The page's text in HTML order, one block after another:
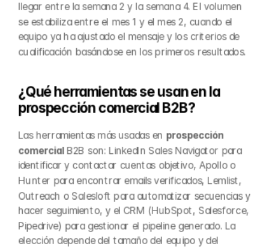
llegar entre la semana 2 y la semana 4. El volumen
se estabiliza entre el mes 1 y el mes 2, cuando el
equipo ya ha ajustado el mensaje y los criterios de
cualificación basándose en los primeros resultados.
¿Qué herramientas se usan en la
prospección comercial B2B?
Las herramientas más usadas en prospección
comercial B2B son: LinkedIn Sales Navigator para
identificar y contactar cuentas objetivo, Apollo o
Hunter para encontrar emails verificados, Lemlist,
Outreach o Salesloft para automatizar secuencias y
hacer seguimiento, y el CRM (HubSpot, Salesforce,
Pipedrive) para gestionar el pipeline generado. La
elección depende del tamaño del equipo y del